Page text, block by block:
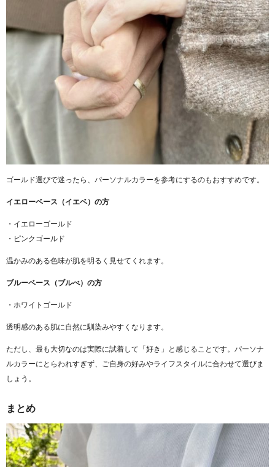
ゴールド選びで迷ったら、パーソナルカラーを参考にするのもおすすめです。
イエローベース（イエベ）の方
・イエローゴールド
・ピンクゴールド
温かみのある色味が肌を明るく見せてくれます。
ブルーベース（ブルべ）の方
・ホワイトゴールド
透明感のある肌に自然に馴染みやすくなります。
ただし、最も大切なのは実際に試着して「好き」と感じることです。パーソナ
ルカラーにとらわれすぎず、ご自身の好みやライフスタイルに合わせて選びま
しょう。
まとめ